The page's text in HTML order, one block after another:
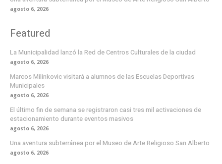
agosto 6, 2026
Featured
La Municipalidad lanzó la Red de Centros Culturales de la ciudad
agosto 6, 2026
Marcos Milinkovic visitará a alumnos de las Escuelas Deportivas
Municipales
agosto 6, 2026
El último fin de semana se registraron casi tres mil activaciones de
estacionamiento durante eventos masivos
agosto 6, 2026
Una aventura subterránea por el Museo de Arte Religioso San Alberto
agosto 6, 2026